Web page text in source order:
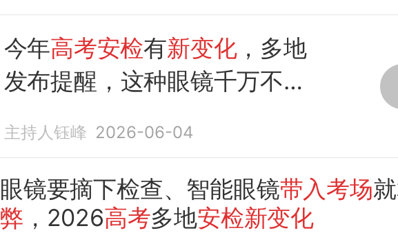
今年高考安检有新变化，多地
发布提醒，这种眼镜千万不要
主持人钰峰 2026-06-04
眼镜要摘下检查、智能眼镜带入考场
弊 ，2026高考多地安检新变化